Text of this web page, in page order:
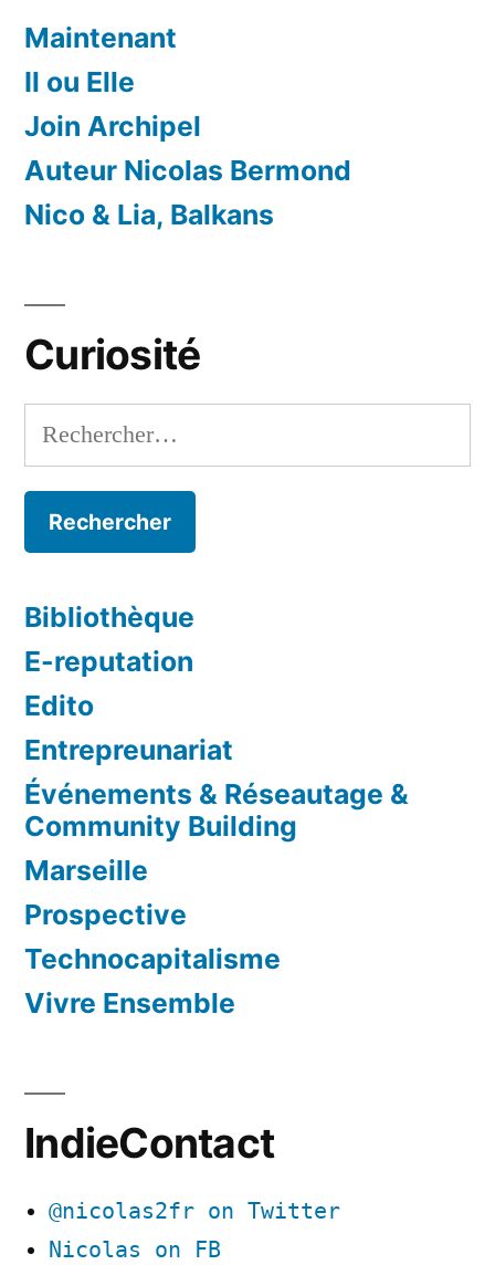
Maintenant
Il ou Elle
Join Archipel
Auteur Nicolas Bermond
Nico & Lia, Balkans
Curiosité
Rechercher :
Bibliothèque
E-reputation
Edito
Entrepreunariat
Événements & Réseautage &
Community Building
Marseille
Prospective
Technocapitalisme
Vivre Ensemble
IndieContact
@nicolas2fr on Twitter
Nicolas on FB